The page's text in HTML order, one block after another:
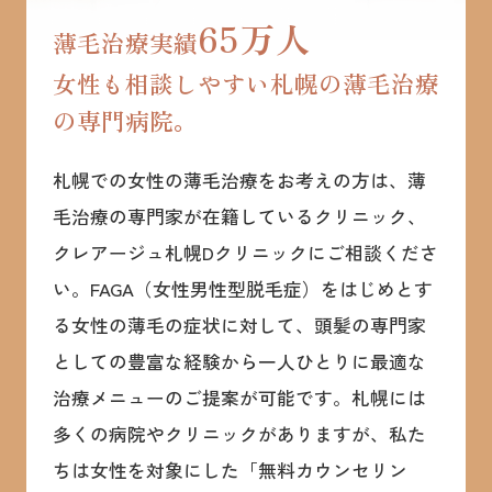
薄毛治療実績65万人
女性も相談しやすい札幌の薄毛治療
の専門病院。
札幌での女性の薄毛治療をお考えの方は、薄
毛治療の専門家が在籍しているクリニック、
クレアージュ札幌Dクリニックにご相談くださ
い。FAGA（女性男性型脱毛症）をはじめとす
る女性の薄毛の症状に対して、頭髪の専門家
としての豊富な経験から一人ひとりに最適な
治療メニューのご提案が可能です。札幌には
多くの病院やクリニックがありますが、私た
ちは女性を対象にした「無料カウンセリン